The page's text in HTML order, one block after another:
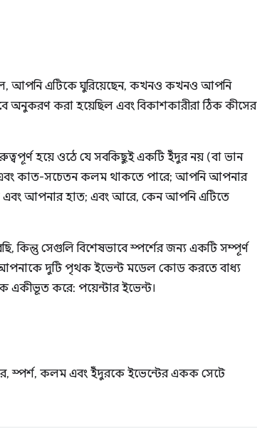
আপনি এটিকে ঘুরিয়েছেন, কখনও কখনও আপনি
করা হয়েছিল এবং বিকাশকারীরা ঠিক কীসের
হয়ে ওঠে যে সবকিছুই একটি ইঁদুর নয় (বা ভান
কাত-সচেতন কলম থাকতে পারে; আপনি আপনার
এবং আপনার হাত; এবং আরে, কেন আপনি এটিতে
কিন্তু সেগুলি বিশেষভাবে স্পর্শের জন্য একটি সম্পূর্ণ
দুটি পৃথক ইভেন্ট মডেল কোড করতে বাধ্য
একীভূত করে: পয়েন্টার ইভেন্ট।
স্পর্শ, কলম এবং ইঁদুরকে ইভেন্টের একক সেটে